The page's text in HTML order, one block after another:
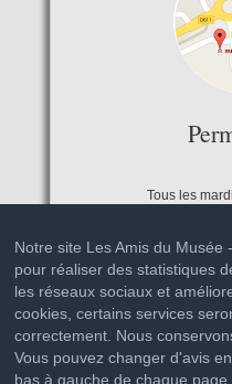
Tous les
Notre site Les Amis du
pour réaliser des statistiques
les réseaux sociaux et
cookies, certains services
correctement. Nous
Vous pouvez changer d'avis
bas à gauche de chaque page